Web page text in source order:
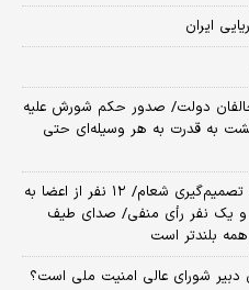
ایران
دولت/ صدور حکم شورش علیه
به قدرت به هر وسیله‌ای حتی
اظهارات جدید معاون پزشکیان درباره تصمیم‌گیری شعام/ ۱۲ نفر از اعضا به
و یک نفر رأی منفی/ صدای طیف
بلندتر است
دبیر شورای ‌عالی امنیت ملی است؟